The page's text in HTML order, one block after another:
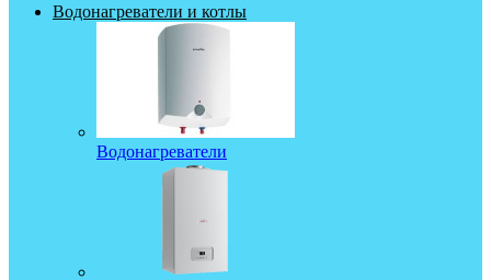
Водонагреватели и котлы
Водонагреватели